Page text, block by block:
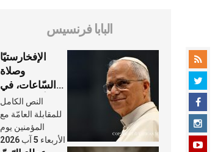
البابا فرنسيس
الإفخارستيّا
وصلاة
السّاعات، في
كلّ أسبوع وكلّ
يوم، هما النَّفَس
في حياة
الكنيسة
النص الكامل
للمقابلة العامّة مع
المؤمنين يوم
الأربعاء 5 آب 2026